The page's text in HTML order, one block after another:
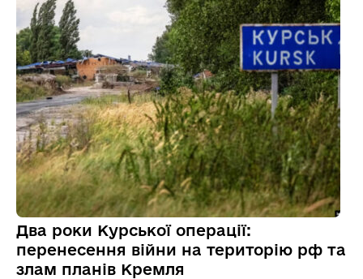
Два роки Курської операції:
перенесення війни на територію рф та
злам планів Кремля